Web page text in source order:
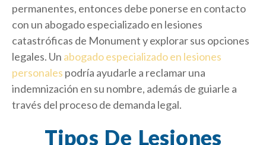
permanentes, entonces debe ponerse en contacto
con un abogado especializado en lesiones
catastróficas de Monument y explorar sus opciones
legales. Un abogado especializado en lesiones
personales podría ayudarle a reclamar una
indemnización en su nombre, además de guiarle a
través del proceso de demanda legal.
Tipos De Lesiones